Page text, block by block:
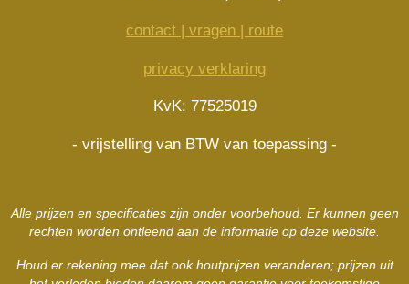
p
o
r
m
e
t
contact | vragen | route
privacy verklaring
KvK: 77525019
- vrijstelling van BTW van toepassing -
Alle prijzen en specificaties zijn onder voorbehoud. Er kunnen geen
rechten worden ontleend aan de informatie op deze website.
Houd er rekening mee dat ook houtprijzen veranderen; prijzen uit